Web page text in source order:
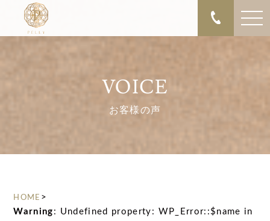
VOICE
お客様の声
HOME >
Warning : Undefined property: WP_Error::$name in